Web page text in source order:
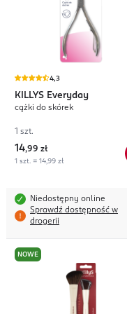
4,3
KILLYS Everyday
cążki do skórek
1 szt.
14,99 zł
1 szt. = 14,99 zł
Niedostępny online
Sprawdź dostępność w
drogerii
NOWE